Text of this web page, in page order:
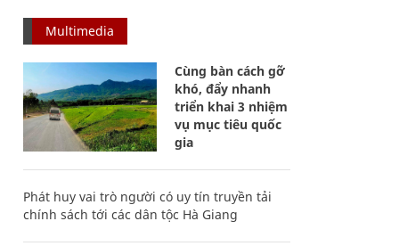
Multimedia
Cùng bàn cách gỡ
khó, đẩy nhanh
triển khai 3 nhiệm
vụ mục tiêu quốc
gia
Phát huy vai trò người có uy tín truyền tải
chính sách tới các dân tộc Hà Giang